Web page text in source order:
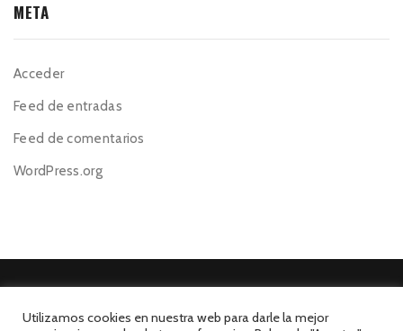
META
Acceder
Feed de entradas
Feed de comentarios
WordPress.org
Utilizamos cookies en nuestra web para darle la mejor